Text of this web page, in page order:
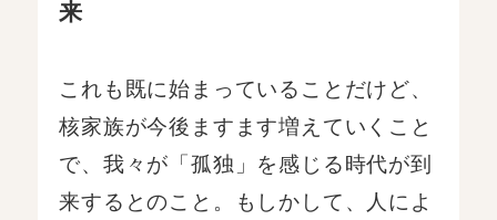
来
これも既に始まっていることだけど、
核家族が今後ますます増えていくこと
で、我々が「孤独」を感じる時代が到
来するとのこと。もしかして、人によ